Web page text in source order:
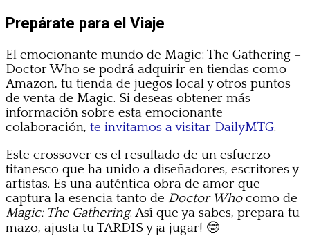
Prepárate para el Viaje
El emocionante mundo de Magic: The Gathering –
Doctor Who se podrá adquirir en tiendas como
Amazon, tu tienda de juegos local y otros puntos
de venta de Magic. Si deseas obtener más
información sobre esta emocionante
colaboración, te invitamos a visitar DailyMTG.
Este crossover es el resultado de un esfuerzo
titanesco que ha unido a diseñadores, escritores y
artistas. Es una auténtica obra de amor que
captura la esencia tanto de Doctor Whocomo de
Magic: The Gathering. Así que ya sabes, prepara tu
mazo, ajusta tu TARDIS y ¡a jugar! 🤓